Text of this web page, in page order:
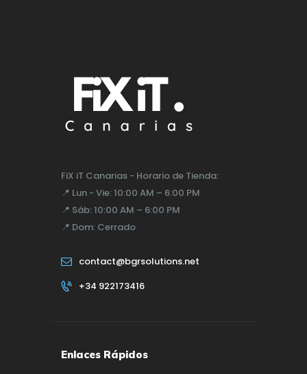
FiX iT Canarias - Horario de Tienda:
📍 Lun - Vie: 10:00 AM – 6:00 PM
📍 Sáb: 10:00 AM – 6:00 PM
📍 Dom: Cerrado
contact@bgrsolutions.net
+34 922173416
Enlaces Rápidos